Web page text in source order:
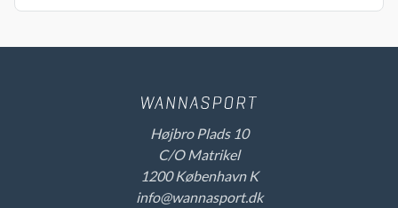
Højbro Plads 10
C/O Matrikel
1200 København K
info@wannasport.dk